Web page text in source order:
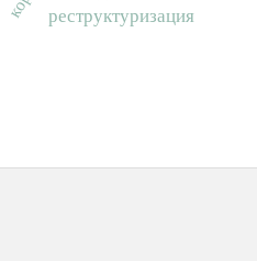
реструктуризация